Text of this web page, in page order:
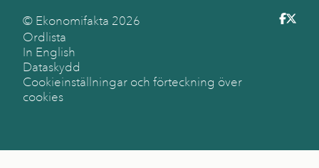
© Ekonomifakta 2026
Ordlista
In English
Dataskydd
Cookieinställningar och förteckning över
cookies